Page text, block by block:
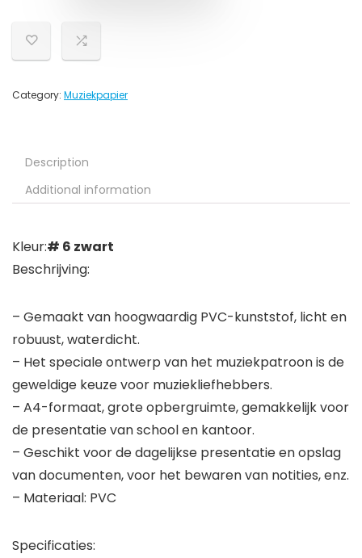
Category: Muziekpapier
Description
Additional information
Kleur:# 6 zwart
Beschrijving:
– Gemaakt van hoogwaardig PVC-kunststof, licht en
robuust, waterdicht.
– Het speciale ontwerp van het muziekpatroon is de
geweldige keuze voor muziekliefhebbers.
– A4-formaat, grote opbergruimte, gemakkelijk voor
de presentatie van school en kantoor.
– Geschikt voor de dagelijkse presentatie en opslag
van documenten, voor het bewaren van notities, enz.
– Materiaal: PVC
Specificaties: